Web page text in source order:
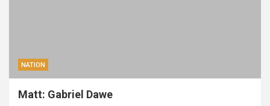
NATION
Matt: Gabriel Dawe